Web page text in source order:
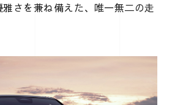
さを兼ね備えた、唯一無二の走